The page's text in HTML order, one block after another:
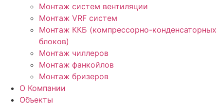
Монтаж cистем вентиляции
Монтаж VRF систем
Монтаж ККБ (компрессорно-конденсаторных
блоков)
Монтаж чиллеров
Монтаж фанкойлов
Монтаж бризеров
О Компании
Объекты